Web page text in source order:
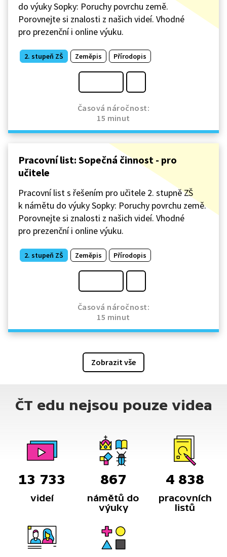
do výuky Sopky: Poruchy povrchu země.
Porovnejte si znalosti z našich videí. Vhodné
pro prezenční i online výuku.
2. stupeň ZŠ Zeměpis Přírodopis
Časová náročnost:
15 minut
Pracovní list: Sopečná činnost - pro
učitele
Pracovní list s řešením pro učitele 2. stupně ZŠ
k námětu do výuky Sopky: Poruchy povrchu země.
Porovnejte si znalosti z našich videí. Vhodné
pro prezenční i online výuku.
2. stupeň ZŠ Zeměpis Přírodopis
Časová náročnost:
15 minut
Zobrazit vše
ČT edu nejsou pouze videa
13 733
videí
867
námětů do
výuky
4 838
pracovních
listů